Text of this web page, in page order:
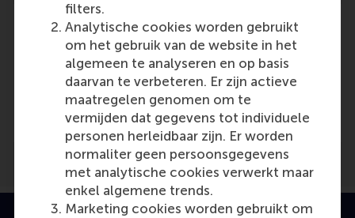
filters.
Analytische cookies worden gebruikt
om het gebruik van de website in het
algemeen te analyseren en op basis
daarvan te verbeteren. Er zijn actieve
maatregelen genomen om te
vermijden dat gegevens tot individuele
personen herleidbaar zijn. Er worden
normaliter geen persoonsgegevens
met analytische cookies verwerkt maar
enkel algemene trends.
Marketing cookies worden gebruikt om
Media Outlets
Retail Detail(Online)